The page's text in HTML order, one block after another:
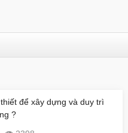
để xây dựng và duy trì
?